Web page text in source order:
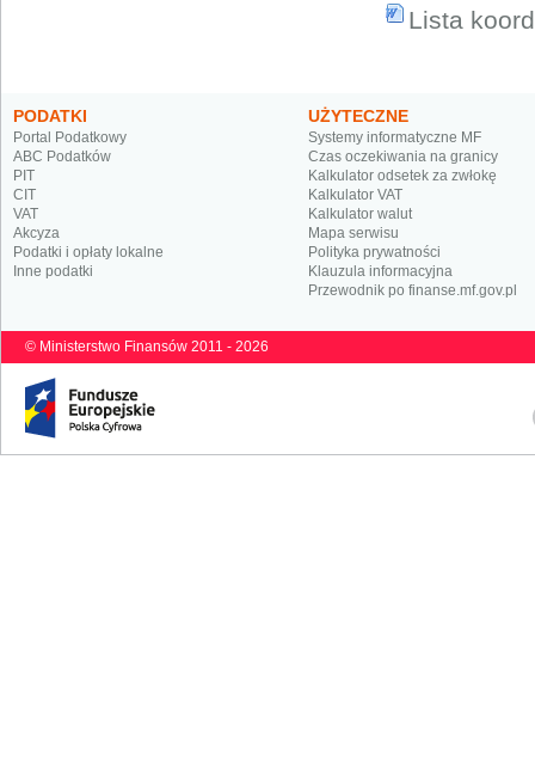
Lista
PODATKI
Portal Podatkowy
ABC Podatków
PIT
CIT
VAT
Akcyza
Podatki i opłaty lokalne
Inne podatki
UŻYTECZNE
Systemy informatyczne MF
Czas oczekiwania na granicy
Kalkulator odsetek za zwłokę
Kalkulator VAT
Kalkulator walut
Mapa serwisu
Polityka prywatności
Klauzula informacyjna
Przewodnik po finanse.mf.gov.pl
© Ministerstwo Finansów 2011 - 2026